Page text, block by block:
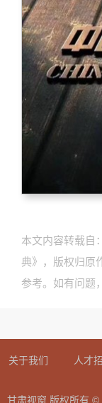
本文内容转载自
典》，版权归原
参考。如有问题
关于我们 人才
甘肃视窗 版权所有 ©